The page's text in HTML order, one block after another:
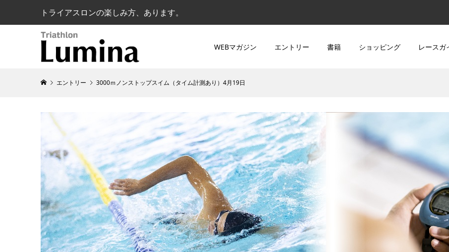
トライアスロンの楽しみ方、あります。
WEBマガジン エントリー 書籍 ショッピング レースガ
エントリー 3000ｍノンストップスイム（タイム計測あり）4月19日